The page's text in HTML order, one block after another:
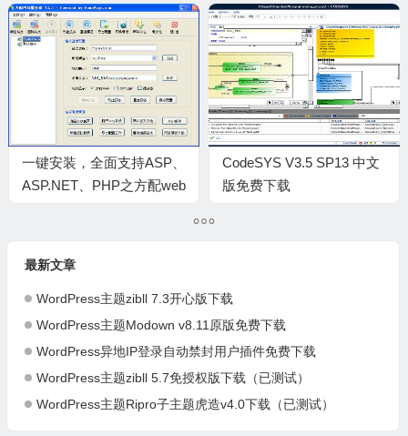
一键安装，全面支持ASP、
ASP.NET、PHP之方配web
CodeSYS V3.5 SP13 中文
版免费下载
最新文章
WordPress主题zibll 7.3开心版下载
WordPress主题Modown v8.11原版免费下载
WordPress异地IP登录自动禁封用户插件免费下载
WordPress主题zibll 5.7免授权版下载（已测试）
WordPress主题Ripro子主题虎造v4.0下载（已测试）